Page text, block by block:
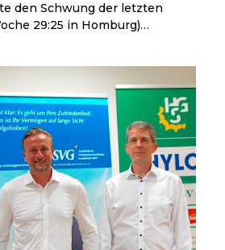
den Schwung der letzten
29:25 in Homburg)…